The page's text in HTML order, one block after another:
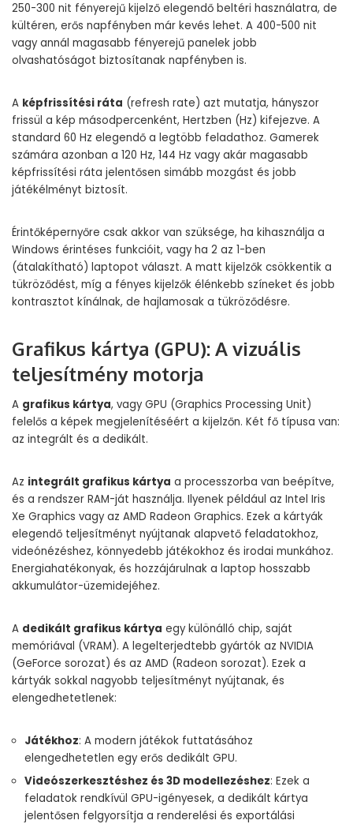
250-300 nit fényerejű kijelző elegendő beltéri használatra, de
kültéren, erős napfényben már kevés lehet. A 400-500 nit
vagy annál magasabb fényerejű panelek jobb
olvashatóságot biztosítanak napfényben is.
A képfrissítési ráta (refresh rate) azt mutatja, hányszor
frissül a kép másodpercenként, Hertzben (Hz) kifejezve. A
standard 60 Hz elegendő a legtöbb feladathoz. Gamerek
számára azonban a 120 Hz, 144 Hz vagy akár magasabb
képfrissítési ráta jelentősen simább mozgást és jobb
játékélményt biztosít.
Érintőképernyőre csak akkor van szüksége, ha kihasználja a
Windows érintéses funkcióit, vagy ha 2 az 1-ben
(átalakítható) laptopot választ. A matt kijelzők csökkentik a
tükröződést, míg a fényes kijelzők élénkebb színeket és jobb
kontrasztot kínálnak, de hajlamosak a tükröződésre.
Grafikus kártya (GPU): A vizuális
teljesítmény motorja
A grafikus kártya, vagy GPU (Graphics Processing Unit)
felelős a képek megjelenítéséért a kijelzőn. Két fő típusa van:
az integrált és a dedikált.
Az integrált grafikus kártya a processzorba van beépítve,
és a rendszer RAM-ját használja. Ilyenek például az Intel Iris
Xe Graphics vagy az AMD Radeon Graphics. Ezek a kártyák
elegendő teljesítményt nyújtanak alapvető feladatokhoz,
videónézéshez, könnyedebb játékokhoz és irodai munkához.
Energiahatékonyak, és hozzájárulnak a laptop hosszabb
akkumulátor-üzemidejéhez.
A dedikált grafikus kártya egy különálló chip, saját
memóriával (VRAM). A legelterjedtebb gyártók az NVIDIA
(GeForce sorozat) és az AMD (Radeon sorozat). Ezek a
kártyák sokkal nagyobb teljesítményt nyújtanak, és
elengedhetetlenek:
Játékhoz: A modern játékok futtatásához
elengedhetetlen egy erős dedikált GPU.
Videószerkesztéshez és 3D modellezéshez: Ezek a
feladatok rendkívül GPU-igényesek, a dedikált kártya
jelentősen felgyorsítja a renderelési és exportálási